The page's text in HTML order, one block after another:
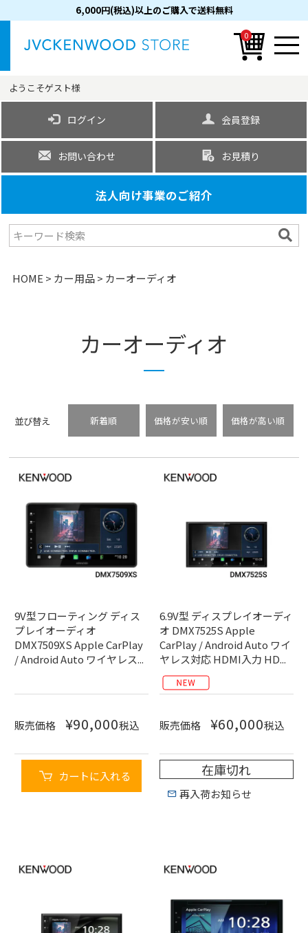
6,000円(税込)以上のご購入で送料無料
0
ようこそゲスト様
ログイン 会員登録
お問い合わせ お見積り
法人向け事業のご紹介
HOME カー用品 カーオーディオ
カーオーディオ
並び替え 新着順 価格が安い順 価格が高い順
9V型フローティング ディス
プレイオーディオ
DMX7509XS Apple CarPlay
/ Android Auto ワイヤレス...
販売価格 ¥90,000税込
カートに入れる
6.9V型 ディスプレイオーディ
オ DMX7525S Apple
CarPlay / Android Auto ワイ
ヤレス対応 HDMI入力 HD...
販売価格 ¥60,000税込
在庫切れ
再入荷お知らせ